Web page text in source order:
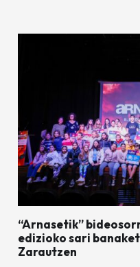
“Arnasetik”
edizioko sari
Zarautzen